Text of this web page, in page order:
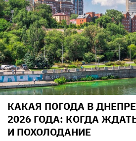
КАКАЯ ПОГОДА В ДНЕПРЕ
2026 ГОДА: КОГДА
И ПОХОЛОДАНИЕ